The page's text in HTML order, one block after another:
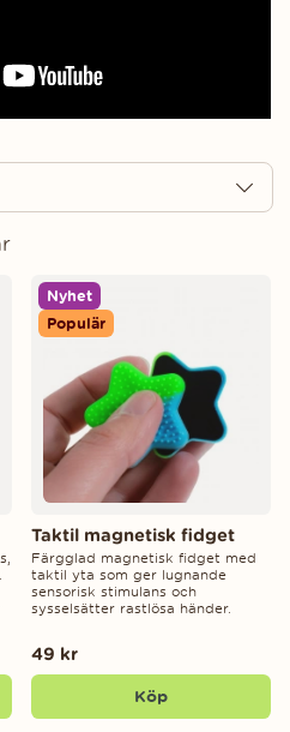
Nyhet
Populär
Taktil magnetisk fidget
Färgglad magnetisk fidget med
taktil yta som ger lugnande
sensorisk stimulans och
sysselsätter rastlösa händer.
49 kr
Köp